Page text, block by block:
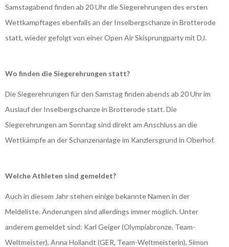
Samstagabend finden ab 20 Uhr die Siegerehrungen des ersten
Wettkampftages ebenfalls an der Inselbergschanze in Brotterode
statt, wieder gefolgt von einer Open Air Skisprungparty mit DJ.
Wo finden die Siegerehrungen statt?
Die Siegerehrungen für den Samstag finden abends ab 20 Uhr im
Auslauf der Inselbergschanze in Brotterode statt. Die
Siegerehrungen am Sonntag sind direkt am Anschluss an die
Wettkämpfe an der Schanzenanlage im Kanzlersgrund in Oberhof.
Welche Athleten sind gemeldet?
Auch in diesem Jahr stehen einige bekannte Namen in der
Meldeliste. Änderungen sind allerdings immer möglich. Unter
anderem gemeldet sind: Karl Geiger (Olympiabronze, Team-
Weltmeister), Anna Hollandt (GER, Team-Weltmeisterin), Simon